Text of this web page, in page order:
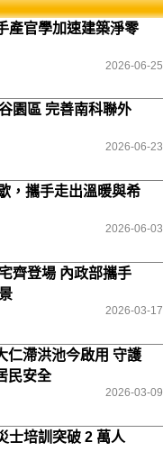
產官學加速建築淨零
2026-06-25
園區 完善南科聯外
2026-06-23
，攜手走出溫暖與希
2026-06-03
齊登場 內政部攜手
2026-03-17
仁滯洪池今啟用 守護
民安全
2026-03-09
士培訓突破 2 萬人